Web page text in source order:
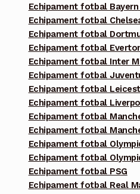
Echipament fotbal Bayern
Echipament fotbal
Echipament fotbal
Echipament fotbal
Echipament fotbal Inter
Echipament fotbal
Echipament fotbal
Echipament fotbal
Echipament fotbal
Echipament fotbal
Echipament fotbal
Echipament fotbal
Echipament fotbal PSG
Echipament fotbal Real